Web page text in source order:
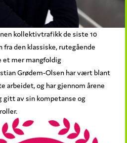
kollektivtrafikk de siste 10
den klassiske, rutegående
mer mangfoldig
Grødem-Olsen har vært blant
arbeidet, og har gjennom årene
av sin kompetanse og